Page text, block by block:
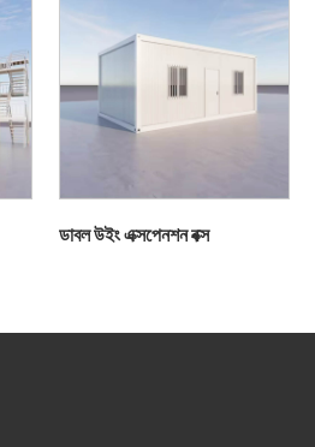
ডাবল উইং এক্সপেনশন বক্স